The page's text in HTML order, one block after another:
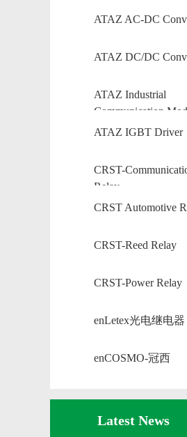
ATAZ AC-DC
ATAZ DC/DC
ATAZ Industrial
Communication
ATAZ IGBT Driver
CRST-
Relay
CRST Automotive
CRST-Reed Relay
CRST-Power Relay
enLetex光电继电器
enCOSMO-冠西
Latest News